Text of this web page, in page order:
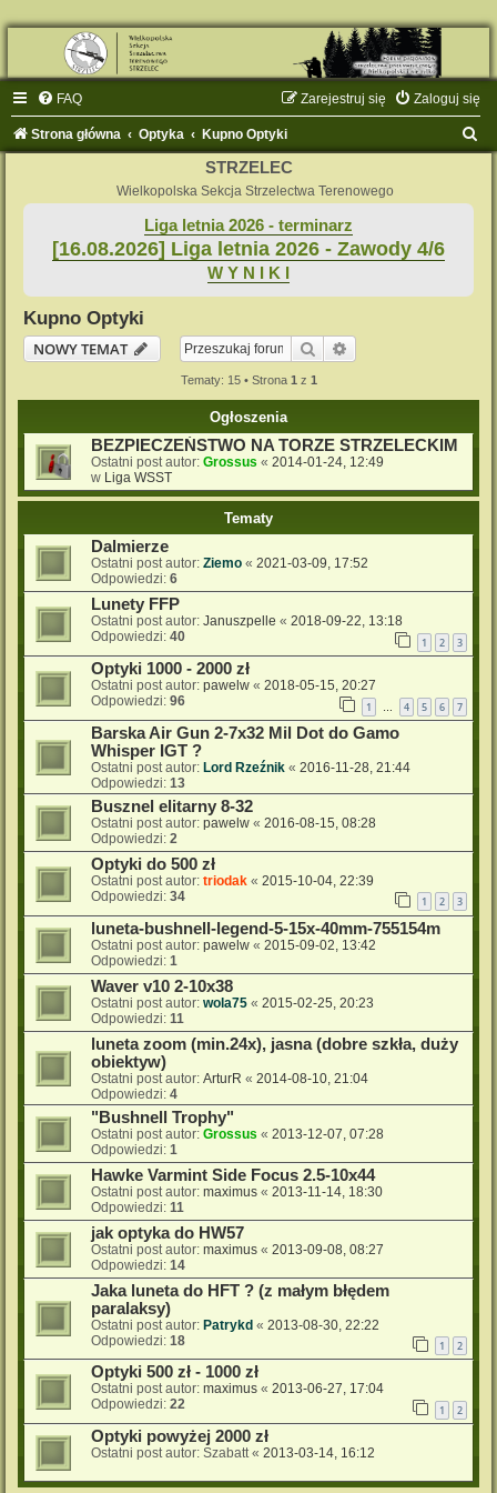
FAQ Zaloguj się
Zarejestruj się
Strona główna Optyka Kupno Optyki
STRZELEC
Wielkopolska Sekcja Strzelectwa Terenowego
Liga letnia 2026 - terminarz
[16.08.2026] Liga letnia 2026 - Zawody 4/6
W Y N I K I
Kupno Optyki
NOWY TEMAT
Szukaj
Tematy: 15 • Strona 1 z 1
Ogłoszenia
BEZPIECZEŃSTWO NA TORZE STRZELECKIM
Ostatni post autor: Grossus « 2014-01-24, 12:49
w Liga WSST
Tematy
Dalmierze
Ostatni post autor: Ziemo « 2021-03-09, 17:52
Odpowiedzi: 6
Lunety FFP
Ostatni post autor: Januszpelle « 2018-09-22, 13:18
Odpowiedzi: 40 1 2 3
Optyki 1000 - 2000 zł
Ostatni post autor: pawelw « 2018-05-15, 20:27
Odpowiedzi: 96 1 4 5 6 7
Barska Air Gun 2-7x32 Mil Dot do Gamo
Whisper IGT ?
Ostatni post autor: Lord Rzeźnik « 2016-11-28, 21:44
Odpowiedzi: 13
Busznel elitarny 8-32
Ostatni post autor: pawelw « 2016-08-15, 08:28
Odpowiedzi: 2
Optyki do 500 zł
Ostatni post autor: triodak « 2015-10-04, 22:39
Odpowiedzi: 34 1 2 3
luneta-bushnell-legend-5-15x-40mm-755154m
Ostatni post autor: pawelw « 2015-09-02, 13:42
Odpowiedzi: 1
Waver v10 2-10x38
Ostatni post autor: wola75 « 2015-02-25, 20:23
Odpowiedzi: 11
luneta zoom (min.24x), jasna (dobre szkła, duży
obiektyw)
Ostatni post autor: ArturR « 2014-08-10, 21:04
Odpowiedzi: 4
"Bushnell Trophy"
Ostatni post autor: Grossus « 2013-12-07, 07:28
Odpowiedzi: 1
Hawke Varmint Side Focus 2.5-10x44
Ostatni post autor: maximus « 2013-11-14, 18:30
Odpowiedzi: 11
jak optyka do HW57
Ostatni post autor: maximus « 2013-09-08, 08:27
Odpowiedzi: 14
Jaka luneta do HFT ? (z małym błędem
paralaksy)
Ostatni post autor: Patrykd « 2013-08-30, 22:22
Odpowiedzi: 18 1 2
Optyki 500 zł - 1000 zł
Ostatni post autor: maximus « 2013-06-27, 17:04
Odpowiedzi: 22 1 2
Optyki powyżej 2000 zł
Ostatni post autor: Szabatt« 2013-03-14, 16:12